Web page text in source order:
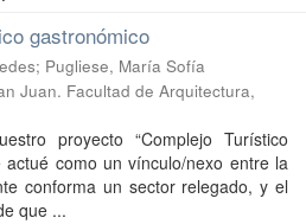
gastronómico
; Pugliese, María Sofía
Juan. Facultad de Arquitectura,
proyecto “Complejo Turístico
actué como un vínculo/nexo entre la
conforma un sector relegado, y el
que ...